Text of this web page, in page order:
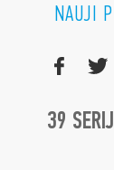
NAUJI
39